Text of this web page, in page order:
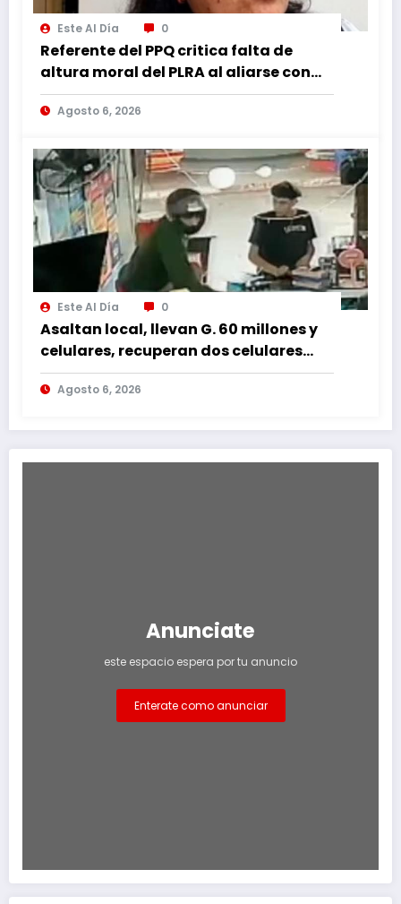
Este Al Día 0
Referente del PPQ critica falta de
altura moral del PLRA al aliarse con
corruptos
Agosto 6, 2026
Este Al Día 0
Asaltan local, llevan G. 60 millones y
celulares, recuperan dos celulares
mediante rastreo y persecución
Agosto 6, 2026
Anunciate
este espacio espera por tu anuncio
Enterate como anunciar